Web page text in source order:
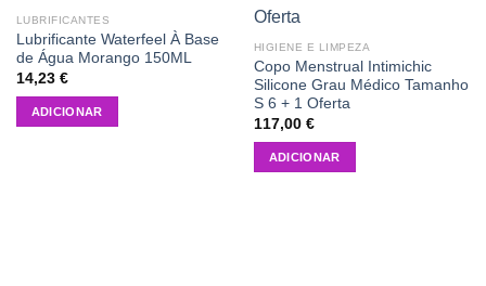
LUBRIFICANTES
Lubrificante Waterfeel À Base
de Água Morango 150ML
14,23 €
ADICIONAR
HIGIENE E LIMPEZA
Copo Menstrual Intimichic
Silicone Grau Médico Tamanho
S 6 + 1 Oferta
117,00 €
ADICIONAR